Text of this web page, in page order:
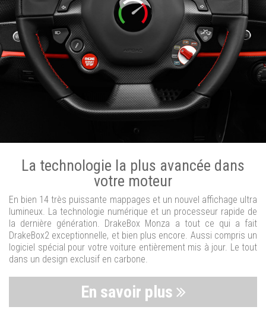
La technologie la plus avancée dans
votre moteur
En bien 14 très puissante mappages et un nouvel affichage ultra
lumineux. La technologie numérique et un processeur rapide de
la dernière génération. DrakeBox Monza a tout ce qui a fait
DrakeBox2 exceptionnelle, et bien plus encore. Aussi compris un
logiciel spécial pour votre voiture entièrement mis à jour. Le tout
dans un design exclusif en carbone.
En savoir plus